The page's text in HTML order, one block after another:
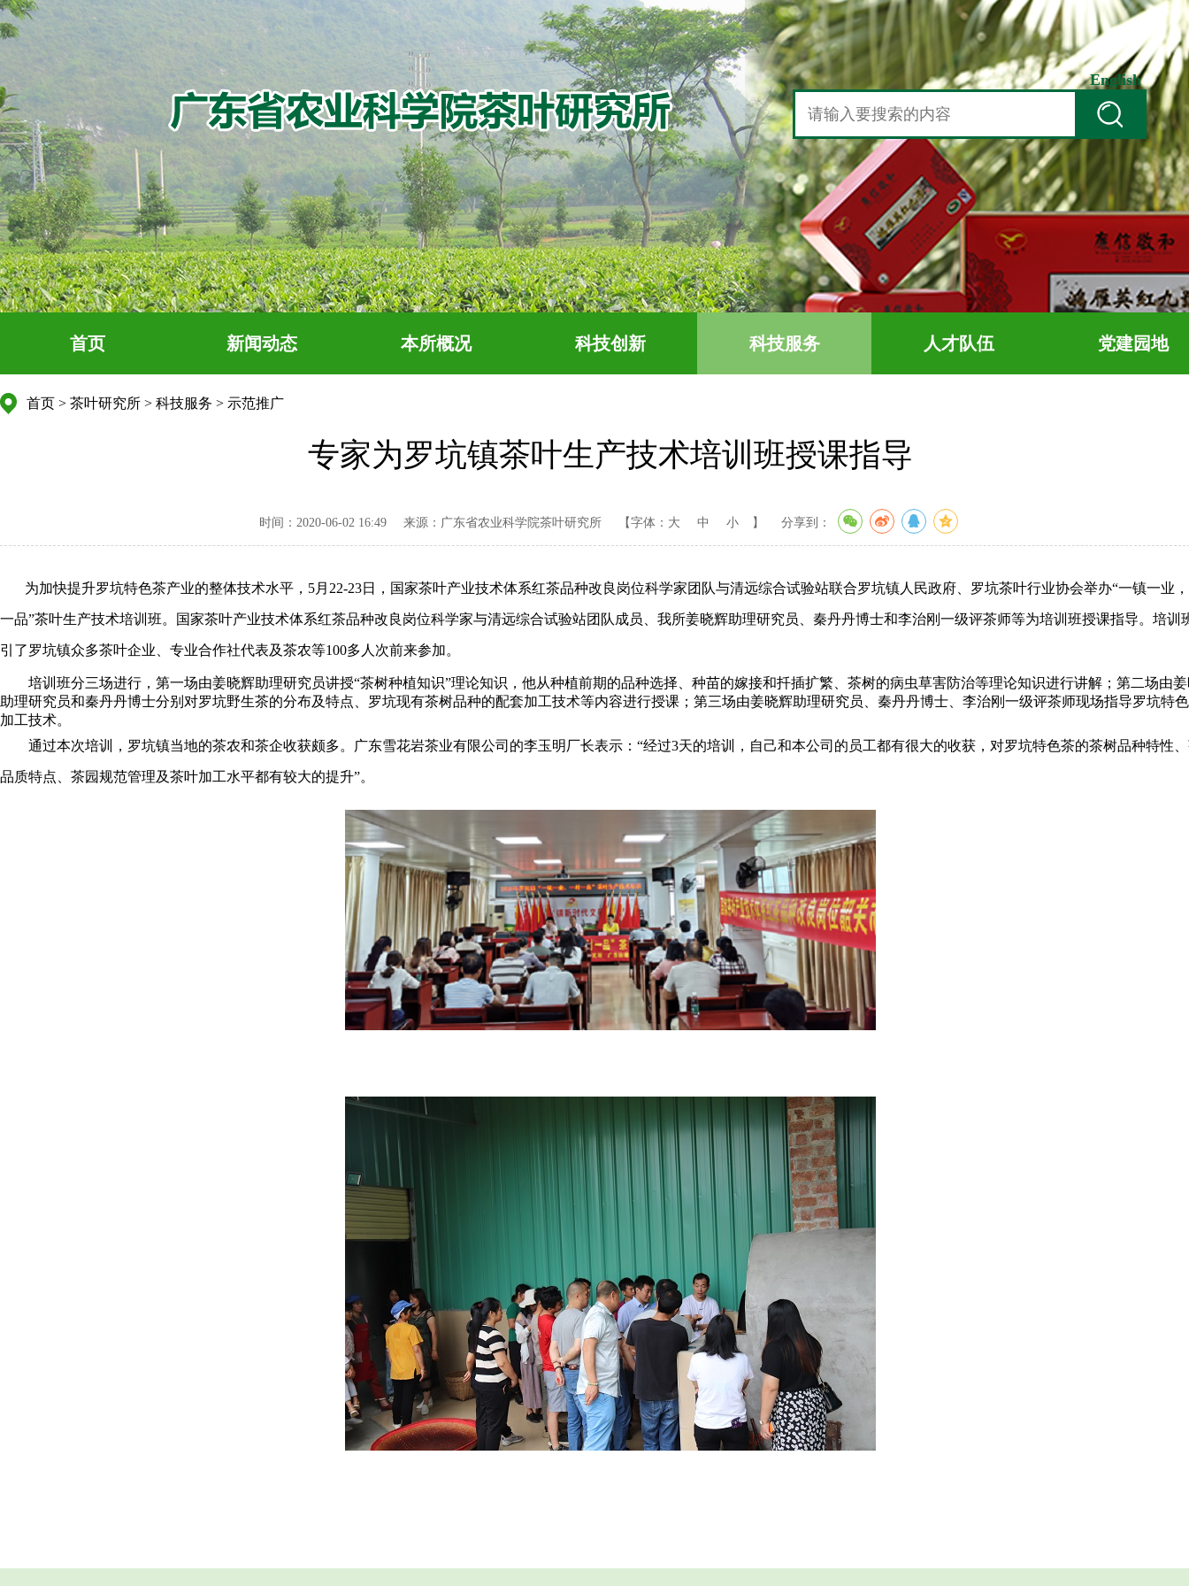
English
首页 新闻动态 本所概况 科技创新 科技服务 人才队伍 党建园地
首页 > 茶叶研究所 > 科技服务 > 示范推广
专家为罗坑镇茶叶生产技术培训班授课指导
时间：2020-06-02 16:49 来源：广东省农业科学院茶叶研究所 【字体： 大 中 小 】 分享到：
为加快提升罗坑特色茶产业的整体技术水平，5月22-23日，国家茶叶产业技术体系红茶品种改良岗位科学家团队与清远综合试验站联合罗坑镇人民政府、罗坑茶叶行业协会举办“一镇一业
一品”茶叶生产技术培训班。国家茶叶产业技术体系红茶品种改良岗位科学家与清远综合试验站团队成员、我所姜晓辉助理研究员、秦丹丹博士和李治刚一级评茶师等为培训班授课指导。培训
引了罗坑镇众多茶叶企业、专业合作社代表及茶农等100多人次前来参加。
培训班分三场进行，第一场由姜晓辉助理研究员讲授“茶树种植知识”理论知识，他从种植前期的品种选择、种苗的嫁接和扦插扩繁、茶树的病虫草害防治等理论知识进行讲解；第二场由
助理研究员和秦丹丹博士分别对罗坑野生茶的分布及特点、罗坑现有茶树品种的配套加工技术等内容进行授课；第三场由姜晓辉助理研究员、秦丹丹博士、李治刚一级评茶师现场指导罗坑特
加工技术。
通过本次培训，罗坑镇当地的茶农和茶企收获颇多。广东雪花岩茶业有限公司的李玉明厂长表示：“经过3天的培训，自己和本公司的员工都有很大的收获，对罗坑特色茶的茶树品种特性
品质特点、茶园规范管理及茶叶加工水平都有较大的提升”。